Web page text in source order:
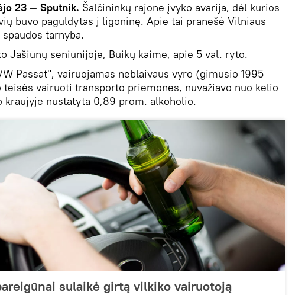
23 — Sputnik. Šalčininkų rajone įvyko avarija, dėl kurios
buvo paguldytas į ligoninę. Apie tai pranešė Vilniaus
tarnyba.
Jašiūnų seniūnijoje, Buikų kaime, apie 5 val. ryto.
Passat", vairuojamas neblaivaus vyro (gimusio 1995
vairuoti transporto priemones, nuvažiavo nuo kelio
kraujyje nustatyta 0,89 prom. alkoholio.
sulaikė girtą vilkiko vairuotoją